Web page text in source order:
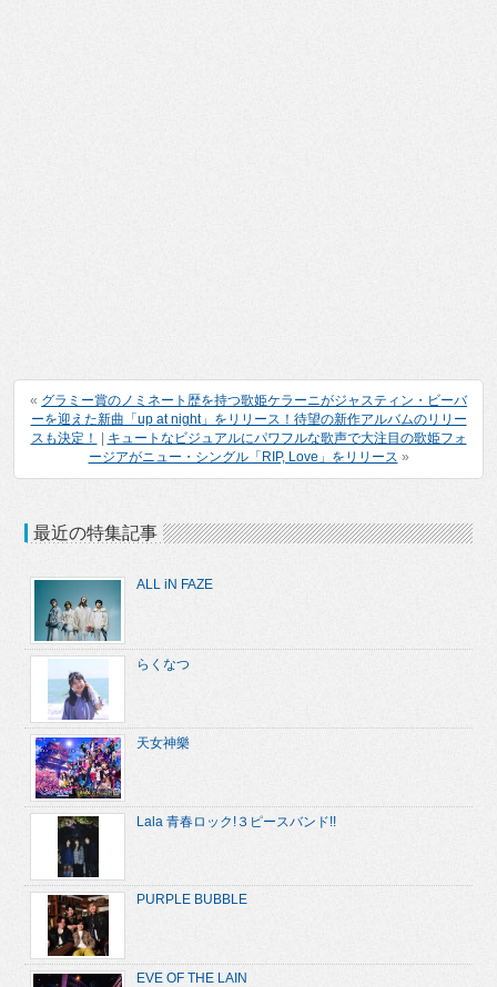
« グラミー賞のノミネート歴を持つ歌姫ケラーニがジャスティン・ビーバ
ーを迎えた新曲「up at night」をリリース！待望の新作アルバムのリリー
スも決定！
キュートなビジュアルにパワフルな歌声で大注目の歌姫フォ
ージアがニュー・シングル「RIP, Love」をリリース »
最近の特集記事
ALL iN FAZE
らくなつ
天女神樂
Lala 青春ロック!３ピースバンド!!
PURPLE BUBBLE
EVE OF THE LAIN